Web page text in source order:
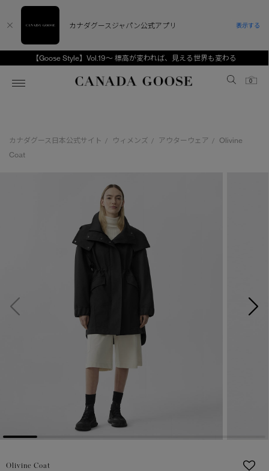
【Goose Style】Vol.19～ 標高が変われば、見える世界も変わる
Canada Goose
0
アンバサダー
スプリングコレクション
ベストセラー
FW26コレクション
サマー 26 コレクション
サマー 26 コレクションLOOK
スノーグース
アウターウェア
アパレル
アクセサリー
ベストセラー
FW26コレクション
サマー 26 コレクション
サマー 26 コレクションLOOK
スノーグース
アウターウェア
アパレル
アクセサリー
キッズ（2‐7歳)
ユース（6＋歳)
コレクション
CANADA GOOSE Generationsは、アウター
ウェアの下取り・再販を通じて、長く愛される製
品の価値を受け継いでいきます。
アーカイブの希少なピースもご覧いただけます。
詳しく見る
下取り申請
カナダグース日本公式サイト / ウィメンズ / アウターウェア /
Olivine
Coat
Olivine Coat
カナダグースジャパン公式アプリ 表示する